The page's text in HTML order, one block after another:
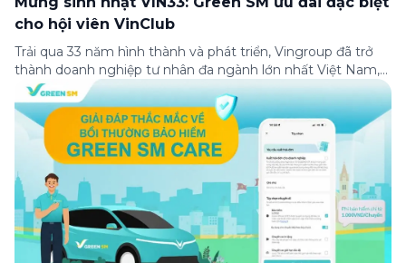
cho hội viên VinClub
Trải qua 33 năm hình thành và phát triển, Vingroup đã trở
thành doanh nghiệp tư nhân đa ngành lớn nhất Việt Nam,
lọt Top 30 doanh nghiệp lớn nhất Đông Nam Á theo bảng
xếp hạng của Tạp chí Fortune (Mỹ). Nhân kỷ niệm 33 năm
thành lập (8/8/1993 đến 8/8/2026), Green SM trân […]